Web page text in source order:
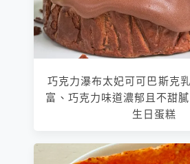
巧克力瀑布太妃可可巴斯克
富、巧克力味道濃郁且不甜
生日蛋糕